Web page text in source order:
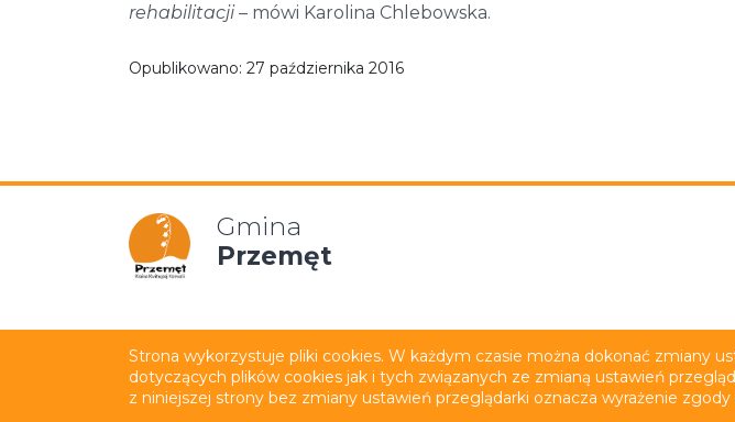
rehabilitacji– mówi Karolina Chlebowska.
Opublikowano: 27 października 2016
Gmina
Przemęt
Mapa strony Polityka prywatności Deklaracja
Wykonanie:netkoncept.com
Strona wykorzystuje pliki cookies. W każdym czasie można dokonać zmiany
dotyczących plików cookies jak i tych związanych ze zmianą ustawień
z niniejszej strony bez zmiany ustawień przeglądarki oznacza wyrażenie